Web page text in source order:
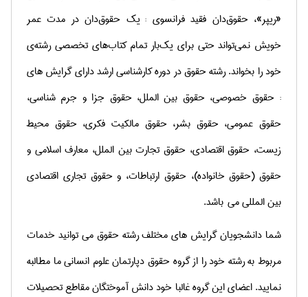
«ریپر»، حقوق‌دان فقید فرانسوی : یك حقوق‌دان در مدت عمر
خویش نمی‌تواند حتی برای یك‌بار تمام كتاب‌های تخصصی رشته‌ی
خود را بخواند.رشته حقوق در دوره کارشناسی ارشد دارای گرایش های
: حقوق خصوصی، حقوق بین الملل، حقوق جزا و جرم شناسی،
حقوق عمومی، حقوق بشر، حقوق مالکیت فکری، حقوق محیط
زیست، حقوق اقتصادی، حقوق تجارت بین الملل، معارف اسلامی و
حقوق (حقوق خانواده)، حقوق ارتباطات، و حقوق تجاری اقتصادی
بین المللی می باشد.
شما دانشجویان گرایش های مختلف رشته حقوق می توانید خدمات
مربوط به رشته خود را از گروه حقوق دپارتمان علوم انسانی ما مطالبه
نمایید. اعضای این گروه غالبا خود دانش آموختگان مقاطع تحصیلات